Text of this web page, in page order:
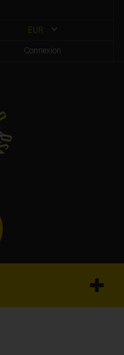
EUR
Connexion